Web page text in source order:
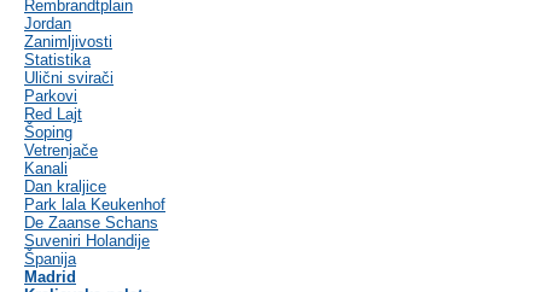
Rembrandtplain
Jordan
Zanimljivosti
Statistika
Ulični svirači
Parkovi
Red Lajt
Šoping
Vetrenjače
Kanali
Dan kraljice
Park lala Keukenhof
De Zaanse Schans
Suveniri Holandije
Španija
Madrid